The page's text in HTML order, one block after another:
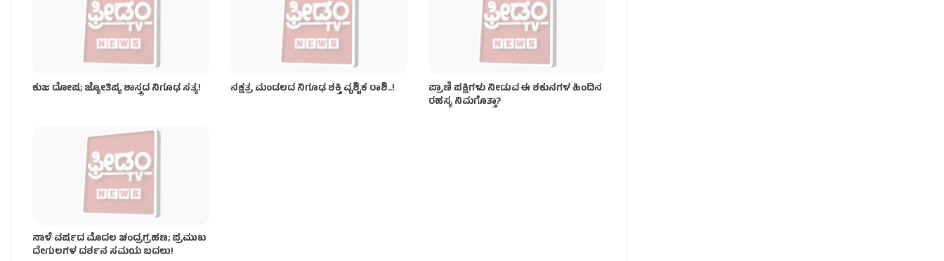
ಯುಗಾದಿ ಜ್ಯೋತಿಷ್ಯ ವಿಶೇಷ: ಗ್ರಹಗತಿ ಮತ್ತು ಭವಿಷ್ಯದ ಮೇಲೆ ಯುಗಾದಿ ಪ್ರಭಾವ!
ಕುಜ ದೋಷ; ಜ್ಯೋತಿಷ್ಯ ಶಾಸ್ತ್ರದ ನಿಗೂಢ ಸತ್ಯ! ನಕ್ಷತ್ರ ಮಂಡಲದ ನಿಗೂಢ ಶಕ್ತಿ ವೃಶ್ಚಿಕ ರಾಶಿ..!
ಪ್ರಾಣಿ ಪಕ್ಷಿಗಳು ನೀಡುವ ಈ ಶಕುನಗಳ ಹಿಂದಿನ
ರಹಸ್ಯ ನಿಮಗೊತ್ತಾ?
ನಾಳೆ ವರ್ಷದ ಮೊದಲ ಚಂದ್ರಗ್ರಹಣ; ಪ್ರಮುಖ
ದೇಗುಲಗಳ ದರ್ಶನ ಸಮಯ ಬದಲು!